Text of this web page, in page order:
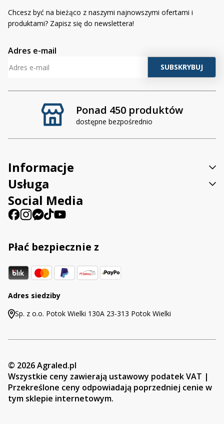
Ponad 450 produktów
dostępne bezpośrednio
Chcesz być na bieżąco z naszymi najnowszymi ofertami i
produktami? Zapisz się do newslettera!
Adres e-mail
Informacje
Usługa
Social Media
Płać bezpiecznie z
Adres siedziby
Sp. z o.o. Potok Wielki 130A 23-313 Potok Wielki
© 2026 Agraled.pl
Wszystkie ceny zawierają ustawowy podatek VAT |
Przekreślone ceny odpowiadają poprzedniej cenie w
tym sklepie internetowym.